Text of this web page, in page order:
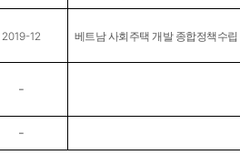
2019-12 베트남 사회주택 개발 종합정책수립
-
-